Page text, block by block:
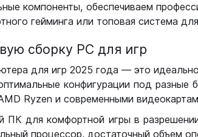
компоненты, обеспечиваем
гейминга или топовая система
сборку РС для игр
для игр 2025 года — это
конфигурации под разные
Ryzen и современными
для комфортной игры в
процессор, достаточный объем